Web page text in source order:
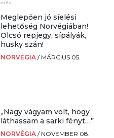
Meglepően jó síelési
lehetőség Norvégiában!
Olcsó repjegy, sípályák,
husky szán!
NORVÉGIA / MÁRCIUS 05.
„Nagy vágyam volt, hogy
láthassam a sarki fényt…”
NORVÉGIA / NOVEMBER 08.